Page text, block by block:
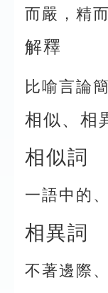
而嚴，精
解釋
比喻言論
相似、相
相似詞
一語中的
相異詞
不著邊際